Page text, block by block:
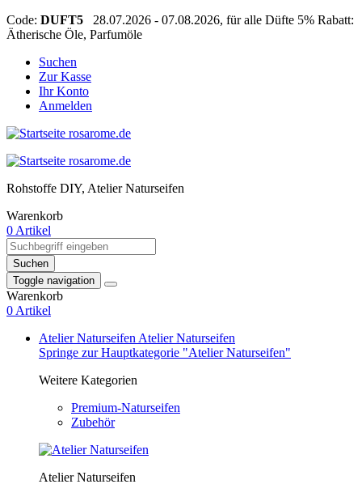
Code: DUFT5 28.07.2026 - 07.08.2026, für alle Düfte 5% Rabatt:
Ätherische Öle, Parfumöle
Suchen
Zur Kasse
Ihr Konto
Anmelden
Rohstoffe DIY, Atelier Naturseifen
Warenkorb
0 Artikel
Suchen
Toggle navigation
Warenkorb
0 Artikel
Atelier Naturseifen Atelier Naturseifen
Springe zur Hauptkategorie "Atelier Naturseifen"
Weitere Kategorien
Premium-Naturseifen
Zubehör
Atelier Naturseifen